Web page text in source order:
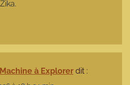
à Explorer dit :